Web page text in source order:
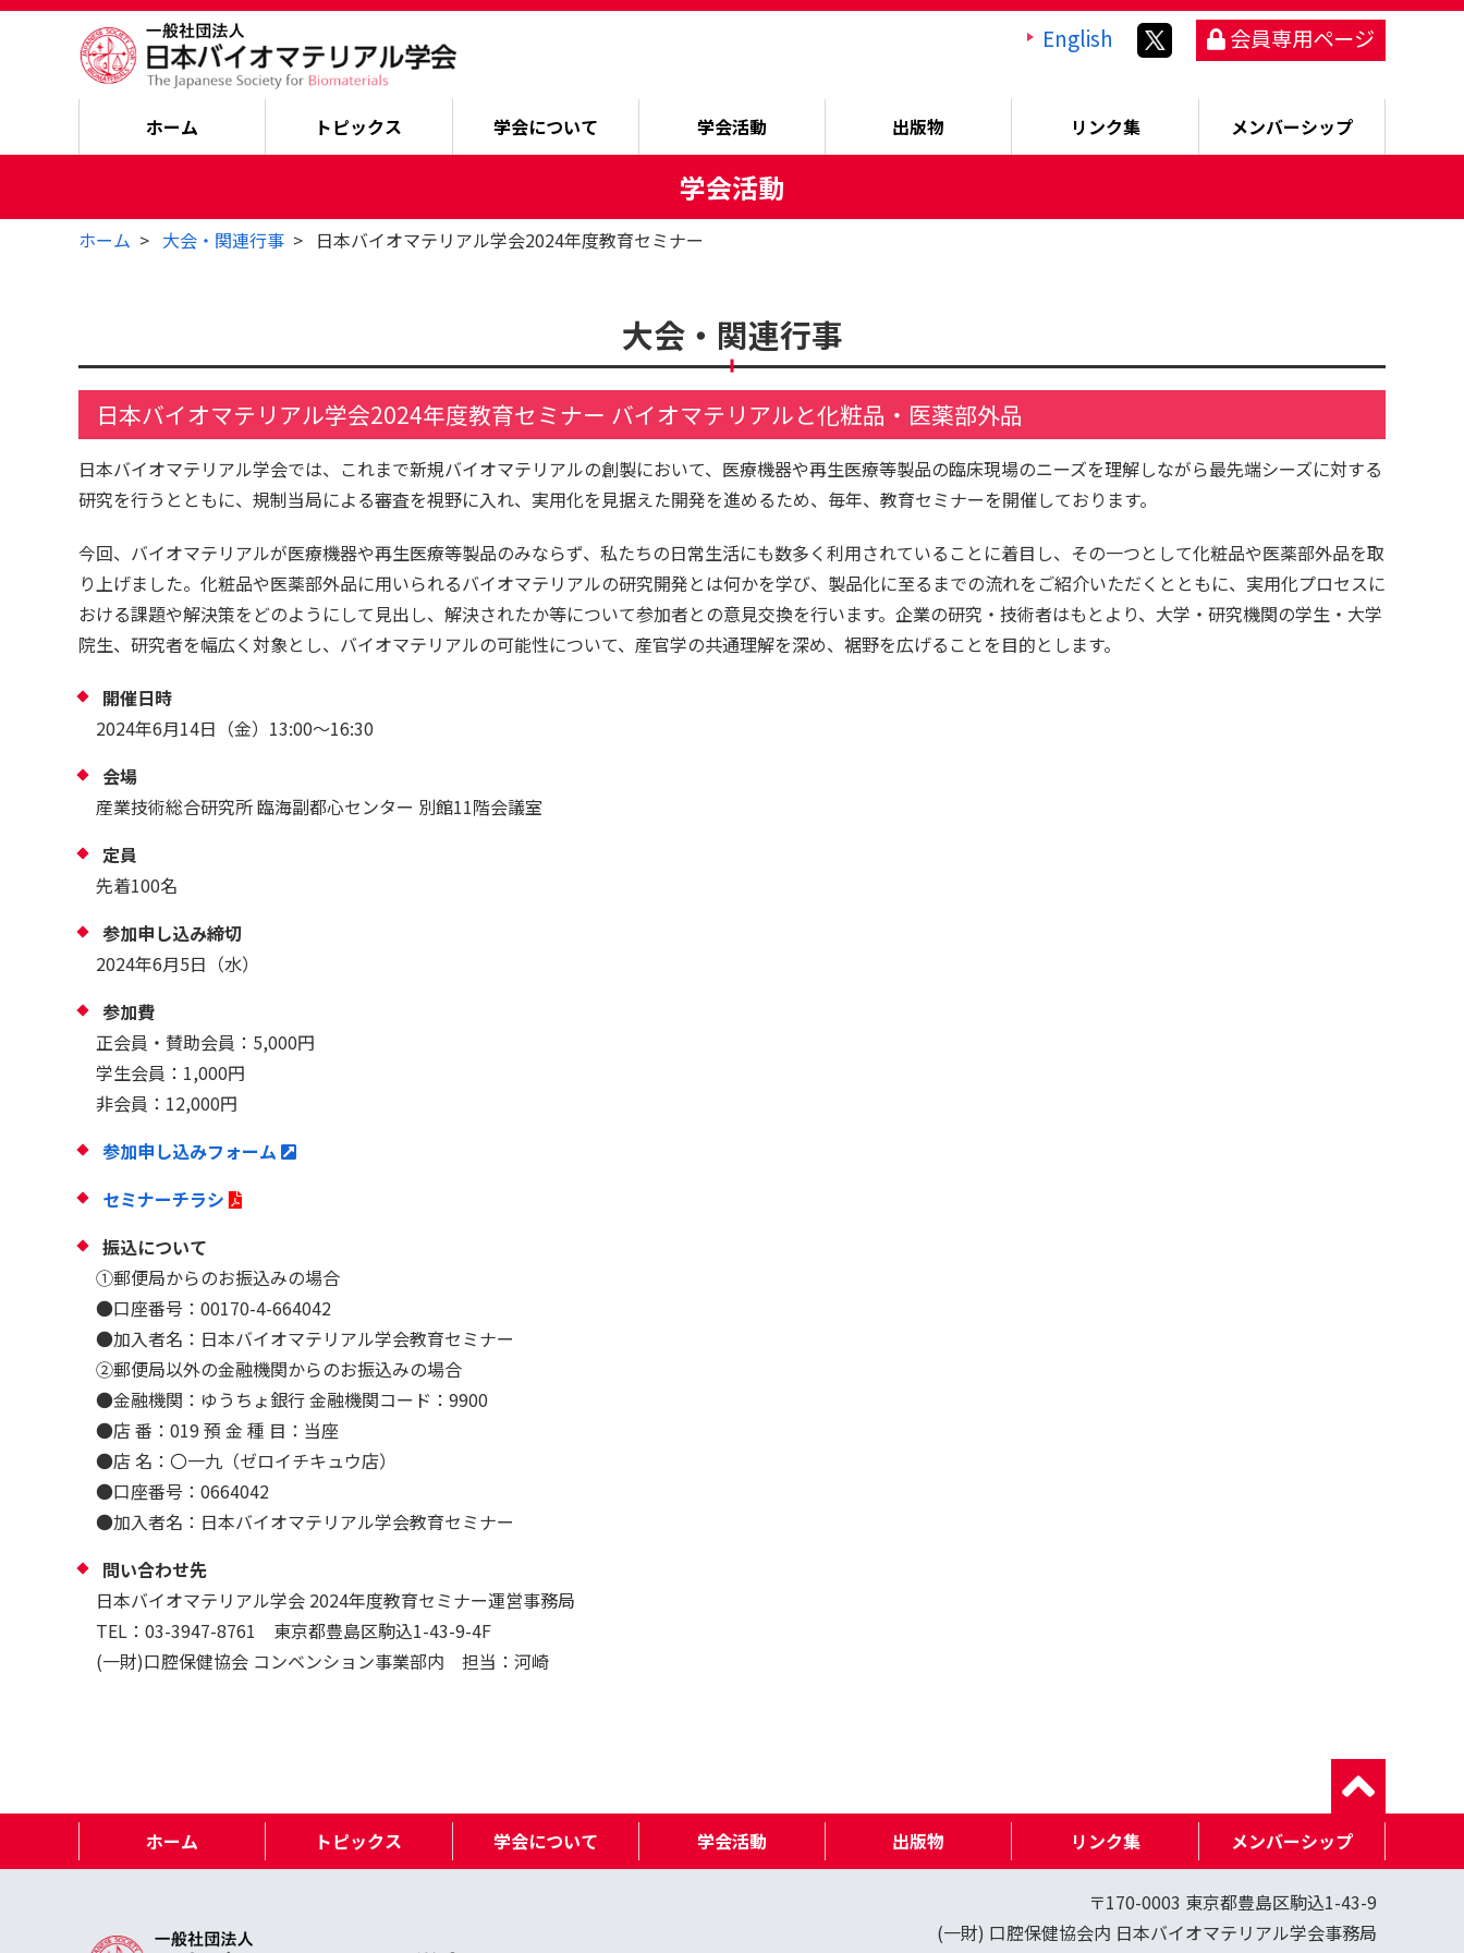
English 会員専用ページ
ホーム トピックス 学会について 学会活動 出版物 リンク集 メンバーシップ
学会活動
ホーム 大会・関連行事 日本バイオマテリアル学会2024年度教育セミナー
大会・関連行事
日本バイオマテリアル学会2024年度教育セミナー バイオマテリアルと化粧品・医薬部外品
日本バイオマテリアル学会では、これまで新規バイオマテリアルの創製において、医療機器や再生医療等製品の臨床現場のニーズを理解しながら最先端シーズに対する
研究を行うとともに、規制当局による審査を視野に入れ、実用化を見据えた開発を進めるため、毎年、教育セミナーを開催しております。
今回、バイオマテリアルが医療機器や再生医療等製品のみならず、私たちの日常生活にも数多く利用されていることに着目し、その一つとして化粧品や医薬部外品を取
り上げました。化粧品や医薬部外品に用いられるバイオマテリアルの研究開発とは何かを学び、製品化に至るまでの流れをご紹介いただくとともに、実用化プロセスに
おける課題や解決策をどのようにして見出し、解決されたか等について参加者との意見交換を行います。企業の研究・技術者はもとより、大学・研究機関の学生・大学
院生、研究者を幅広く対象とし、バイオマテリアルの可能性について、産官学の共通理解を深め、裾野を広げることを目的とします。
開催日時
2024年6月14日（金）13:00～16:30
会場
産業技術総合研究所 臨海副都心センター 別館11階会議室
定員
先着100名
参加申し込み締切
2024年6月5日（水）
参加費
正会員・賛助会員：5,000円
学生会員：1,000円
非会員：12,000円
参加申し込みフォーム
セミナーチラシ
振込について
①郵便局からのお振込みの場合
●口座番号：00170-4-664042
●加入者名：日本バイオマテリアル学会教育セミナー
②郵便局以外の金融機関からのお振込みの場合
●金融機関：ゆうちょ銀行 金融機関コード：9900
●店 番：019 預 金 種 目：当座
●店 名：〇一九（ゼロイチキュウ店）
●口座番号：0664042
●加入者名：日本バイオマテリアル学会教育セミナー
問い合わせ先
日本バイオマテリアル学会 2024年度教育セミナー運営事務局
TEL：03-3947-8761 東京都豊島区駒込1-43-9-4F
(一財)口腔保健協会 コンベンション事業部内 担当：河崎
ホーム トピックス 学会について 学会活動 出版物 リンク集 メンバーシップ
〒170-0003 東京都豊島区駒込1-43-9
(一財) 口腔保健協会内 日本バイオマテリアル学会事務局